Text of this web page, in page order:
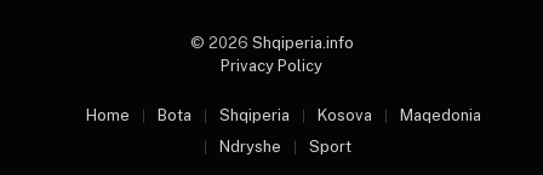
© 2026 Shqiperia.info
Privacy Policy
Home Bota Shqiperia Kosova
Maqedonia
Ndryshe
Sport